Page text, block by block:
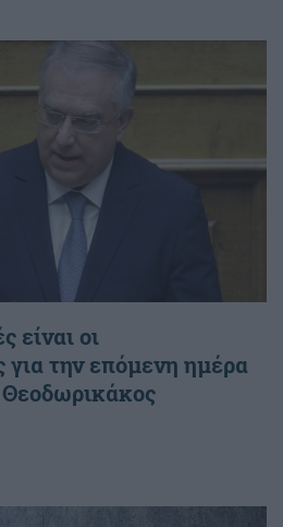
είναι οι
για την επόμενη ημέρα